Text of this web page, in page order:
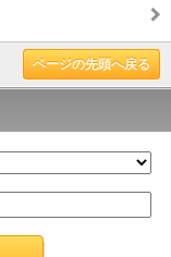
ページの先頭へ戻る